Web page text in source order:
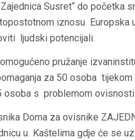
Susret“ do početka
iznosu Europska
ljudski potencijali.
pružanje
za 50 osoba
osoba s problemom ovisnosti.
Doma za ovisnike
u Kaštelima gdje će se